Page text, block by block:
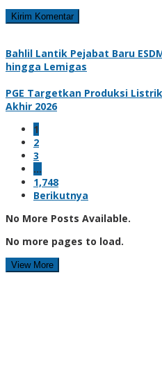
Bahlil Lantik Pejabat Baru
hingga Lemigas
PGE Targetkan Produksi
Akhir 2026
1
2
3
…
1,748
Berikutnya
No More Posts Available.
No more pages to load.
View More